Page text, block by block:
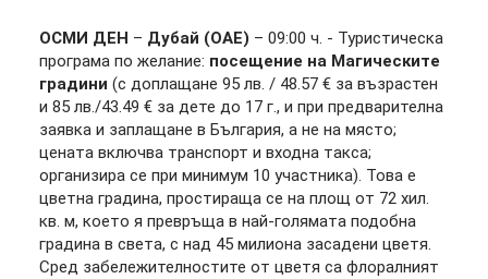
ОСМИ ДЕН – Дубай (ОАЕ) – 09:00 ч. - Туристическа
програма по желание: посещение на Магическите
градини (с доплащане 95 лв. / 48.57 € за възрастен
и 85 лв./43.49 € за дете до 17 г., и при предварителна
заявка и заплащане в България, а не на място;
цената включва транспорт и входна такса;
организира се при минимум 10 участника). Това е
цветна градина, простираща се на площ от 72 хил.
кв. м, което я превръща в най-голямата подобна
градина в света, с над 45 милиона засадени цветя.
Сред забележителностите от цветя са флоралният